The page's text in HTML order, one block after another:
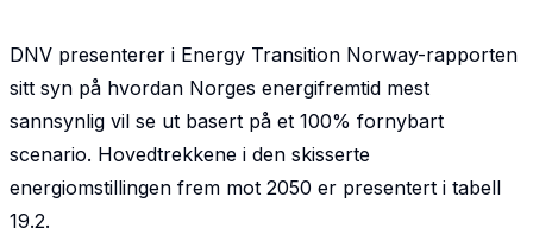
DNV presenterer i Energy Transition Norway-rapporten
sitt syn på hvordan Norges energifremtid mest
sannsynlig vil se ut basert på et 100% fornybart
scenario. Hovedtrekkene i den skisserte
energiomstillingen frem mot 2050 er presentert i tabell
19.2.